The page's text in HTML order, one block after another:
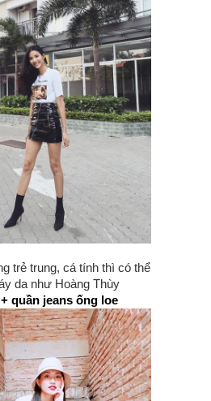
trẻ trung, cá tính thì có thể
da như Hoàng Thùy
quần jeans ống loe